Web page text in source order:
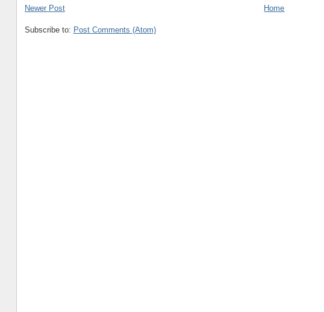
Newer Post Home
Subscribe to: Post Comments (Atom)